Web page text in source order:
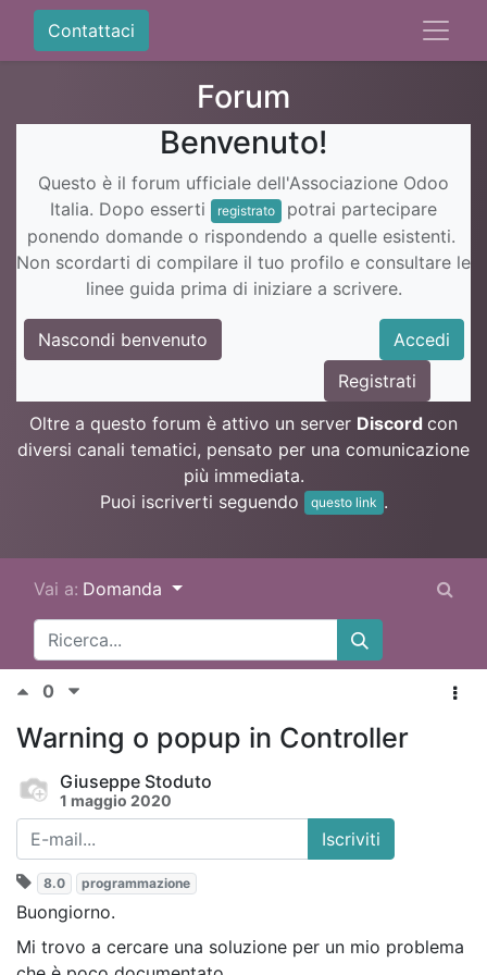
Contattaci
Forum
Benvenuto!
Questo è il forum ufficiale dell'Associazione Odoo
Italia. Dopo esserti
registrato
potrai partecipare
ponendo domande o rispondendo a quelle esistenti.
Non scordarti di compilare il tuo profilo e consultare le
linee guida prima di iniziare a scrivere.
Nascondi benvenuto
Accedi
Registrati
Oltre a questo forum è attivo un server Discord con
diversi canali tematici, pensato per una comunicazione
più immediata.
Puoi iscriverti seguendo
questo link .
Vai a: Domanda
0
Warning o popup in Controller
Giuseppe Stoduto
1 maggio 2020
Iscriviti
8.0 programmazione
Buongiorno.
Mi trovo a cercare una soluzione per un mio problema